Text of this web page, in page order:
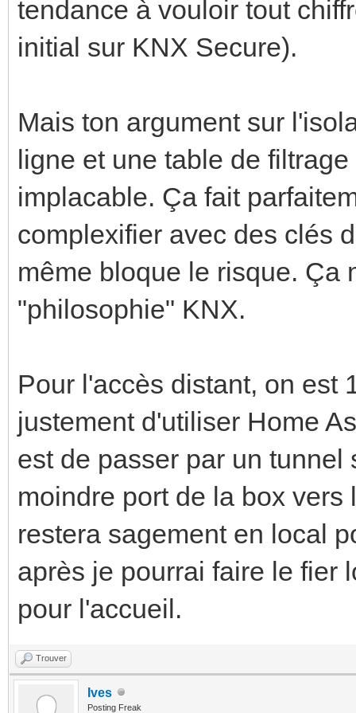
tendance à vouloir tout
initial sur KNX Secure).
Mais ton argument sur
ligne et une table de
implacable. Ça fait
complexifier avec des clés
même bloque le risque. Ça
"philosophie" KNX.
Pour l'accès distant, on est
justement d'utiliser Home
est de passer par un
moindre port de la box
restera sagement en local
après je pourrai faire le fier
pour l'accueil.
Trouver
Ives
Posting Freak